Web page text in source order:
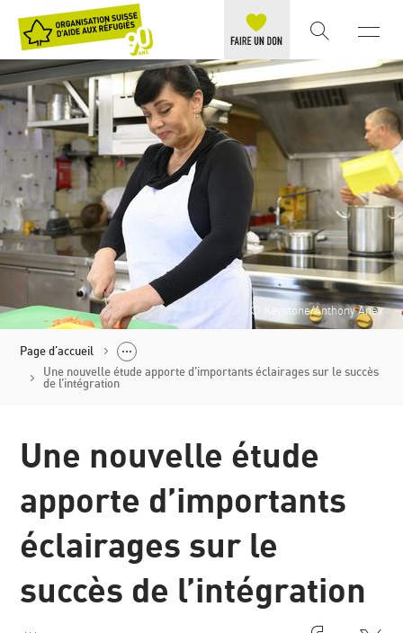
© Keystone/Anthony Anex
Page d'accueil
récits
Une nouvelle étude apporte d’importants éclairages sur le succès
de l’intégration
Une nouvelle étude
apporte d’importants
éclairages sur le
succès de l’intégration